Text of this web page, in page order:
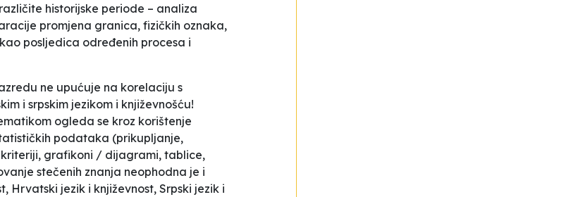
historijske periode – analiza
promjena granica, fizičkih oznaka,
posljedica određenih procesa i
ne upućuje na korelaciju s
i srpskim jezikom i književnošću!
ogleda se kroz korištenje
podataka (prikupljanje,
grafikoni / dijagrami, tablice,
stečenih znanja neophodna je i
Hrvatski jezik i književnost, Srpski jezik i